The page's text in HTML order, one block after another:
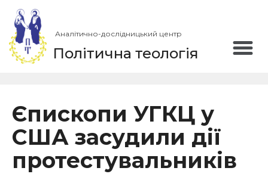
Аналітично-дослідницький центр
Політична теологія
Єпископи УГКЦ у
США засудили дії
протестувальників